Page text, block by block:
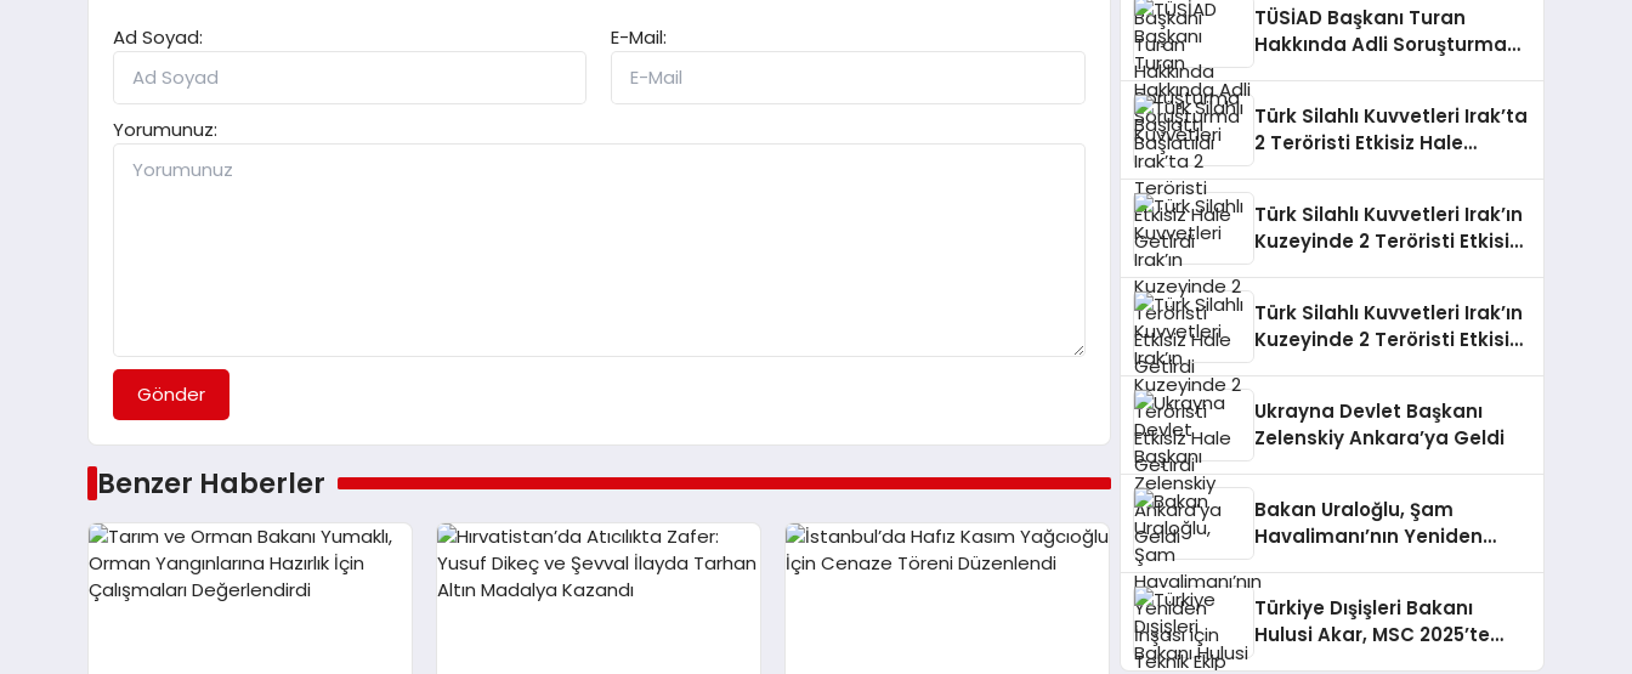
Ad Soyad:
E-Mail:
Yorumunuz:
Gönder
Benzer Haberler
TÜSİAD Başkanı Turan
Hakkında Adli Soruşturma
Türk Silahlı Kuvvetleri Irak’ta
2 Teröristi Etkisiz Hale
Türk Silahlı Kuvvetleri Irak’ın
Kuzeyinde 2 Teröristi Etkisiz
Türk Silahlı Kuvvetleri Irak’ın
Kuzeyinde 2 Teröristi Etkisiz
Ukrayna Devlet Başkanı
Zelenskiy Ankara’ya Geldi
Bakan Uraloğlu, Şam
Havalimanı’nın Yeniden
Türkiye Dışişleri Bakanı
Hulusi Akar, MSC 2025’te